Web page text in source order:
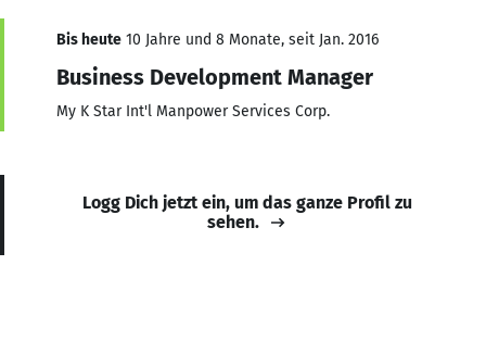
Bis heute 10 Jahre und 8 Monate, seit Jan. 2016
Business Development Manager
My K Star Int'l Manpower Services Corp.
Logg Dich jetzt ein, um das ganze Profil zu
sehen.